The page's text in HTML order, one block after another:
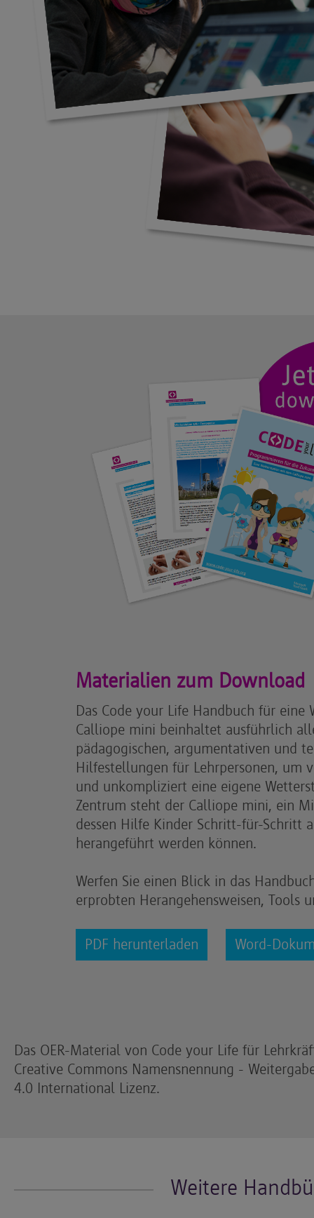
Materialien zum Download
Das Code your Life Handbuch für
Calliope mini beinhaltet ausführlich
pädagogischen, argumentativen und
Hilfestellungen für Lehrpersonen, um
und unkompliziert eine eigene
Zentrum steht der Calliope mini, ein
dessen Hilfe Kinder Schritt-für-Schritt
herangeführt werden können.
Werfen Sie einen Blick in das
erprobten Herangehensweisen, Tools
PDF herunterladen Word-
Das OER-Material von Code your Life für
Creative Commons Namensnennung -
4.0 International Lizenz.
Weitere